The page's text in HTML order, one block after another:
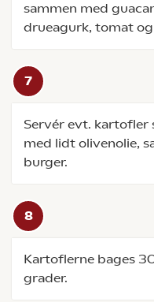
sammen med
drueagurk, tomat
Servér evt. kartofler
med lidt olivenolie,
burger.
Kartoflerne bages
grader.